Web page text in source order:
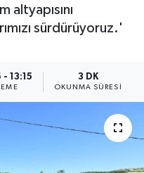
altyapısını
sürdürüyoruz.'
13:15 3 DK
OKUNMA SÜRESI